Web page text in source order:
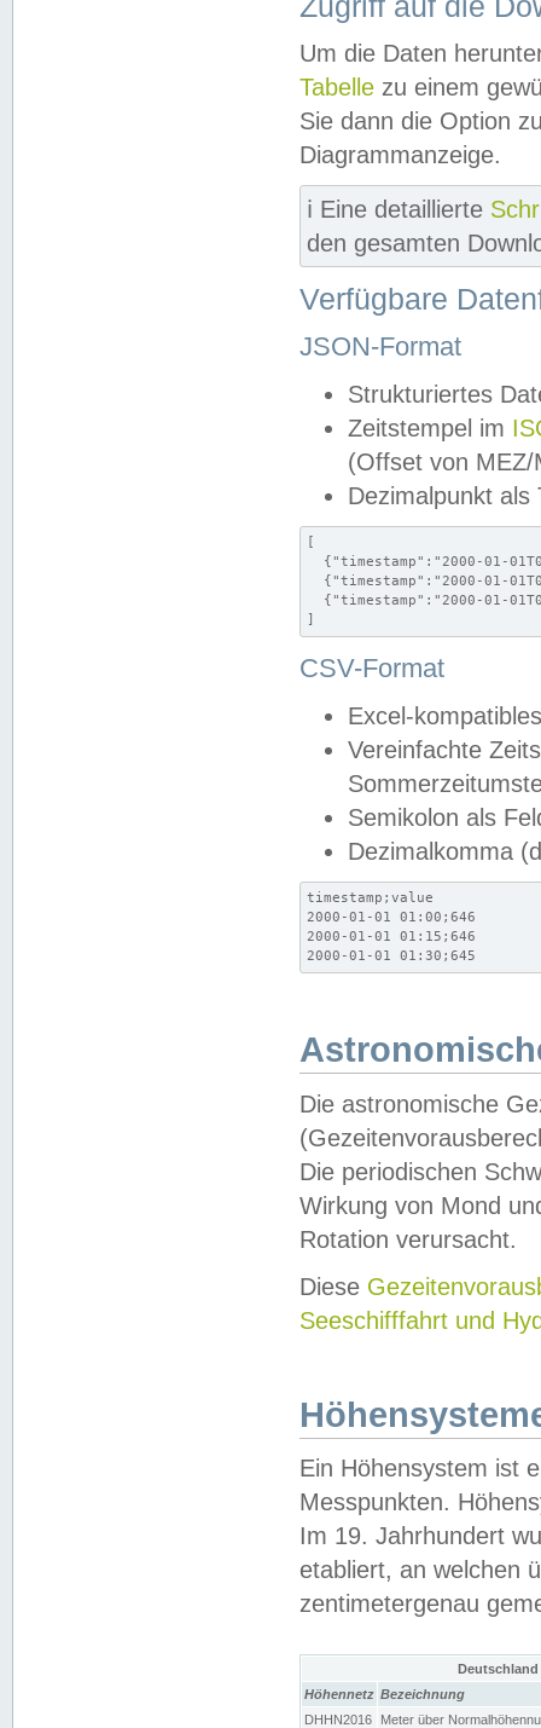
Um die Daten
Tabelle zu einem
Sie dann die Option
Diagrammanzeige.
ℹ️ Eine detaillierte
den gesamten
Verfügbare
JSON-Format
Strukturiertes
Zeitstempel im
(Offset von MEZ/
Dezimalpunkt als
[
{"timestamp":"2000-01-
{"timestamp":"2000-01-
{"timestamp":"2000-01-
]
CSV-Format
Excel-
Vereinfachte
Semikolon als
Dezimalkomma
timestamp;value
2000-01-01 01:00;646
2000-01-01 01:15;646
2000-01-01 01:30;645
Die astronomische
Die periodischen
Wirkung von Mond
Rotation verursacht.
Diese
Seeschifffahrt und
Ein Höhensystem ist
Messpunkten.
Im 19. Jahrhundert
etabliert, an welchen
zentimetergenau
Höhennetz Bezeichnung
DHHN2016
Meter über